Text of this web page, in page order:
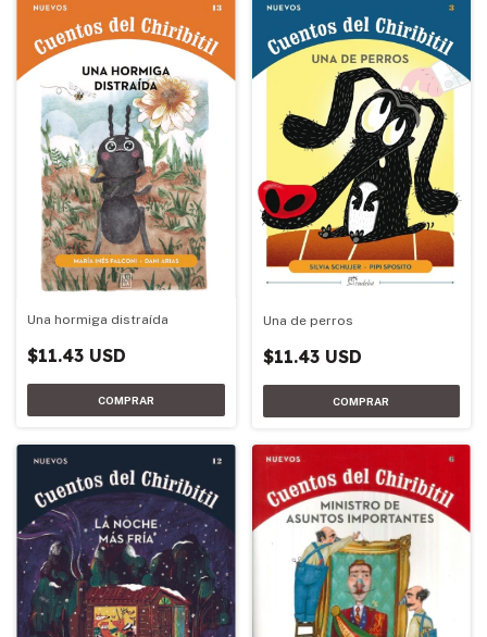
Una hormiga distraída
$11.43 USD
Una de perros
$11.43 USD